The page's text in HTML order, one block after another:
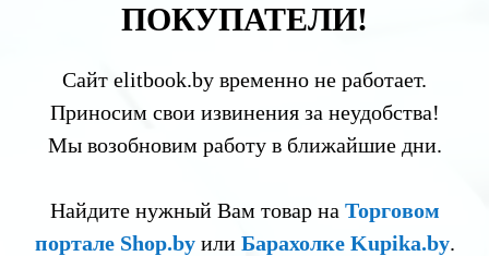
ПОКУПАТЕЛИ!
Сайт elitbook.by временно не работает.
Приносим свои извинения за неудобства!
Мы возобновим работу в ближайшие дни.
Найдите нужный Вам товар на Торговом
портале Shop.byили Барахолке Kupika.by.